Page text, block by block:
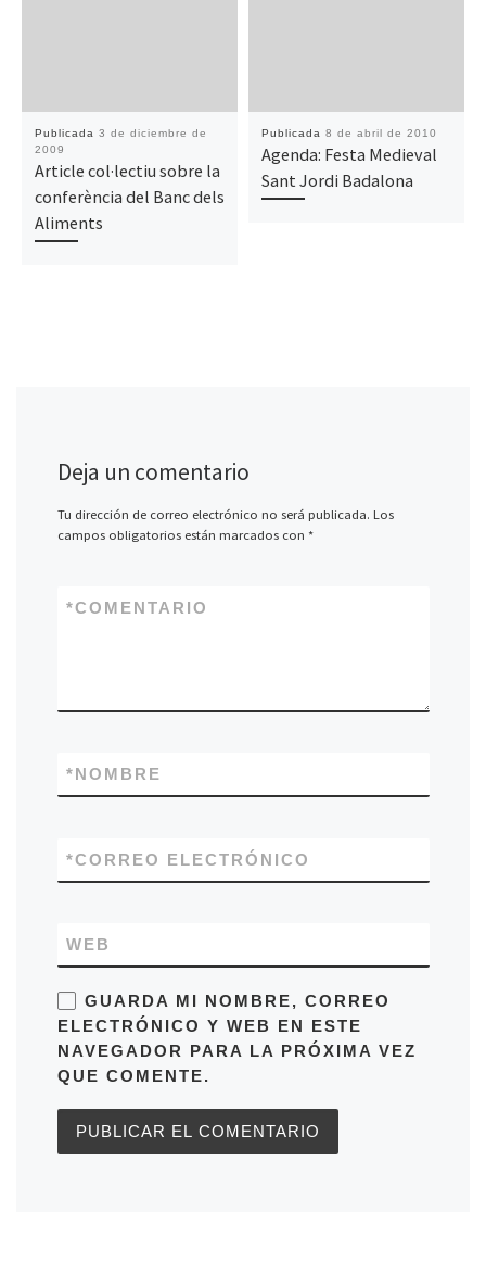
Publicada 3 de diciembre de
2009
Article col·lectiu sobre la
conferència del Banc dels
Aliments
Publicada 8 de abril de 2010
Agenda: Festa Medieval
Sant Jordi Badalona
Deja un comentario
Tu dirección de correo electrónico no será publicada. Los
campos obligatorios están marcados con *
COMENTARIO
*
NOMBRE
*
CORREO ELECTRÓNICO
*
WEB
GUARDA MI NOMBRE, CORREO
ELECTRÓNICO Y WEB EN ESTE
NAVEGADOR PARA LA PRÓXIMA VEZ
QUE COMENTE.